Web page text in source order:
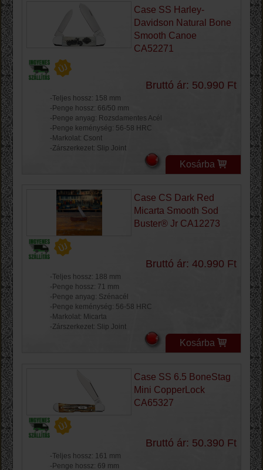
Case SS Harley-
Davidson Natural Bone
Smooth Canoe
CA52271
Bruttó ár: 50.990 Ft
-Teljes hossz: 158 mm
-Penge hossz: 66/50 mm
-Penge anyag: Rozsdamentes Acél
-Penge keménység: 56-58 HRC
-Markolat: Csont
-Zárszerkezet: Slip Joint
Kosárba
Case CS Dark Red
Micarta Smooth Sod
Buster® Jr CA12273
Bruttó ár: 40.990 Ft
-Teljes hossz: 188 mm
-Penge hossz: 71 mm
-Penge anyag: Szénacél
-Penge keménység: 56-58 HRC
-Markolat: Micarta
-Zárszerkezet: Slip Joint
Kosárba
Case SS 6.5 BoneStag
Mini CopperLock
CA65327
Bruttó ár: 50.390 Ft
-Teljes hossz: 161 mm
-Penge hossz: 69 mm